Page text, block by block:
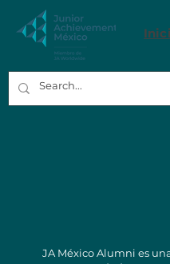
JA México Alumni es